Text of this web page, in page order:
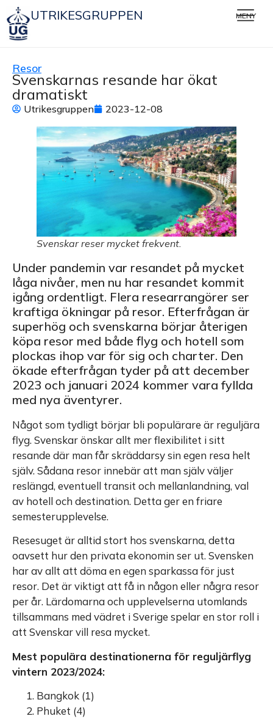
UTRIKESGRUPPEN MENY
Resor
Svenskarnas resande har ökat
dramatiskt
Utrikesgruppen 2023-12-08
Svenskar reser mycket frekvent.
Under pandemin var resandet på mycket
låga nivåer, men nu har resandet kommit
igång ordentligt. Flera researrangörer ser
kraftiga ökningar på resor. Efterfrågan är
superhög och svenskarna börjar återigen
köpa resor med både flyg och hotell som
plockas ihop var för sig och charter. Den
ökade efterfrågan tyder på att december
2023 och januari 2024 kommer vara fyllda
med nya äventyrer.
Något som tydligt börjar bli populärare är reguljära
flyg. Svenskar önskar allt mer flexibilitet i sitt
resande där man får skräddarsy sin egen resa helt
själv. Sådana resor innebär att man själv väljer
reslängd, eventuell transit och mellanlandning, val
av hotell och destination. Detta ger en friare
semesterupplevelse.
Resesuget är alltid stort hos svenskarna, detta
oavsett hur den privata ekonomin ser ut. Svensken
har av allt att döma en egen sparkassa för just
resor. Det är viktigt att få in någon eller några resor
per år. Lärdomarna och upplevelserna utomlands
tillsammans med vädret i Sverige spelar en stor roll i
att Svenskar vill resa mycket.
Mest populära destinationerna för reguljärflyg
vintern 2023/2024:
Bangkok (1)
Phuket (4)